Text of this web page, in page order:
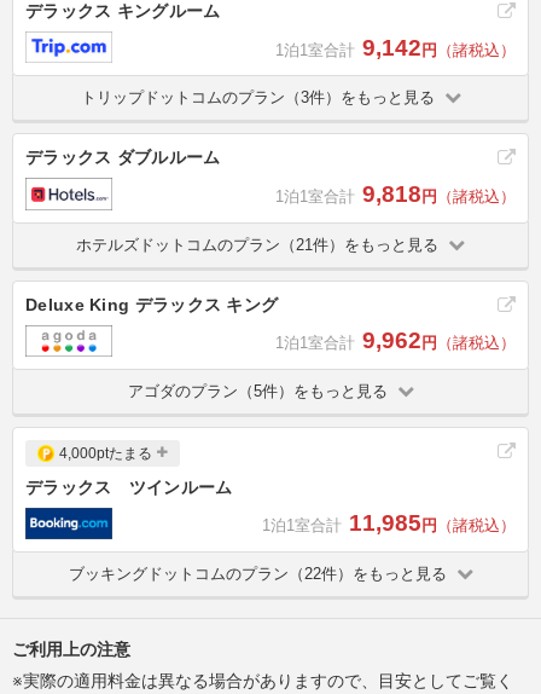
デラックス キングルーム
1泊1室合計 9,142円 （諸税込）
トリップドットコムのプラン（3件）をもっと見る
デラックス ダブルルーム
1泊1室合計 9,818 円 （諸税込）
ホテルズドットコムのプラン（21件）をもっと見る
Deluxe King デラックス キング
1泊1室合計 9,962 円 （諸税込）
アゴダのプラン（5件）をもっと見る
4,000ptたまる
デラックス ツインルーム
1泊1室合計 11,985 円 （諸税込）
ブッキングドットコムのプラン（22件）をもっと見る
ご利用上の注意
※実際の適用料金は異なる場合がありますので、目安としてご覧く